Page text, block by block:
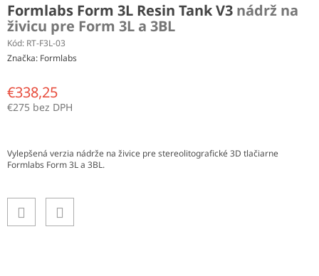
Formlabs Form 3L Resin Tank V3 nádrž na
živicu pre Form 3L a 3BL
Kód: RT-F3L-03
Značka: Formlabs
€338,25
€275 bez DPH
Vylepšená verzia nádrže na živice pre stereolitografické 3D tlačiarne
Formlabs Form 3L a 3BL.